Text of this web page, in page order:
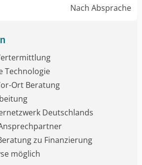
Nach Absprache
Technologie
Ort Beratung
Deutschlands
zu Finanzierung
möglich